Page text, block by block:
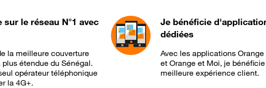
sur le réseau N°1 avec
la meilleure couverture
plus étendue du Sénégal.
opérateur téléphonique
la 4G+.
Je bénéficie
dédiées
Avec les applications
et Orange et Moi, je
meilleure expérience client.